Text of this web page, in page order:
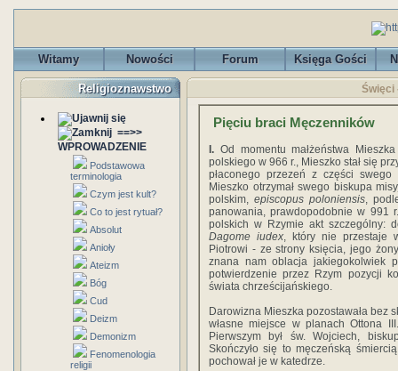
Witamy Nowości Forum Księga Gości
Religioznawstwo
==>>
WPROWADZENIE
Podstawowa
terminologia
Czym jest kult?
Co to jest rytuał?
Absolut
Anioły
Ateizm
Bóg
Cud
Deizm
Demonizm
Fenomenologia
religii
Święci
Pięciu braci Męczenników
I. Od momentu małżeństwa
polskiego w 966 r., Mieszko stał się
płaconego przezeń z części
Mieszko otrzymał swego biskupa
polskim,episcopus poloniensis,
panowania, prawdopodobnie w 991
polskich w Rzymie akt szczególny:
Dagome iudex, który nie przestaje
Piotrowi - ze strony księcia, jego
znana nam oblacja jakiegokolwiek
potwierdzenie przez Rzym pozycji
świata chrześcijańskiego.
Darowizna Mieszka pozostawała bez
własne miejsce w planach Ottona
Pierwszym był św. Wojciech,
Skończyło się to męczeńską
pochował je w katedrze.